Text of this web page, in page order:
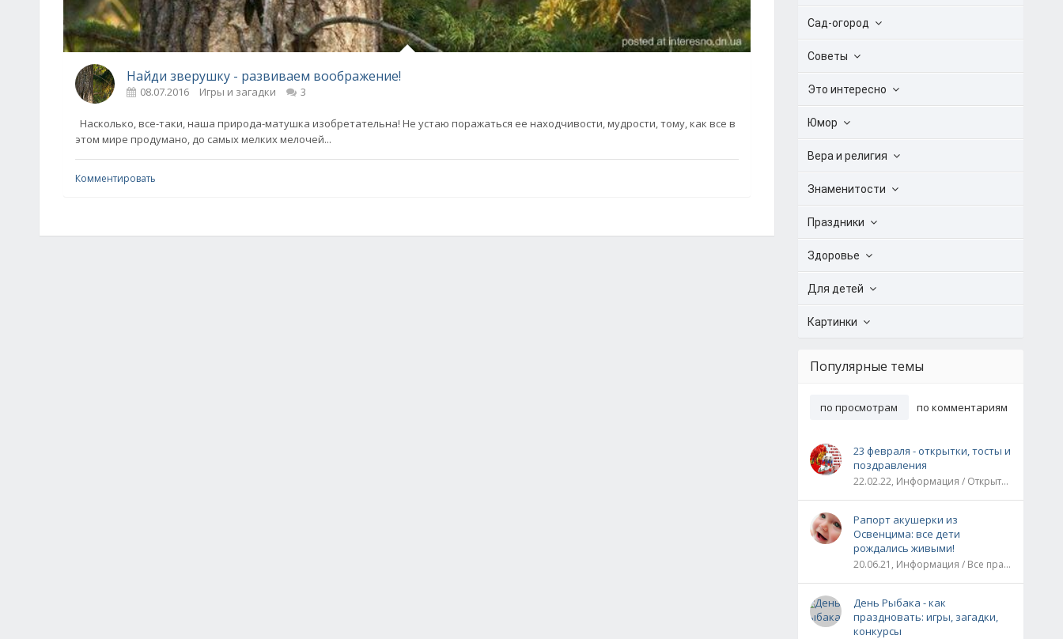
Найди зверушку - развиваем воображение!
08.07.2016 Игры и загадки 3
Насколько, все-таки, наша природа-матушка изобретательна! Не устаю поражаться ее находчивости, мудрости, тому, как все в
этом мире продумано, до самых мелких мелочей...
Комментировать
Сад-огород
Советы
Это интересно
Юмор
Вера и религия
Знаменитости
Праздники
Здоровье
Для детей
Картинки
Популярные темы
по просмотрам по комментариям
23 февраля - открытки, тосты и
поздравления
22.02.22, Информация / Открытки / Все праздники
Рапорт акушерки из
Освенцима: все дети
рождались живыми!
20.06.21, Информация / Все праздники / Рассказы и истории
День Рыбака - как
праздновать: игры, загадки,
конкурсы